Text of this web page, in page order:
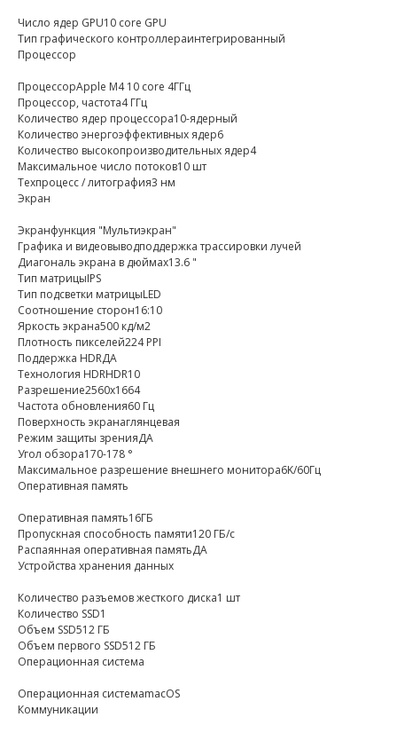
Число ядер GPU10 core GPU
Тип графического контроллераинтегрированный
Процессор
ПроцессорApple M4 10 core 4ГГц
Процессор, частота4 ГГц
Количество ядер процессора10-ядерный
Количество энергоэффективных ядер6
Количество высокопроизводительных ядер4
Максимальное число потоков10 шт
Техпроцесс / литография3 нм
Экран
Экранфункция "Мультиэкран"
Графика и видеовыводподдержка трассировки лучей
Диагональ экрана в дюймах13.6 "
Тип матрицыIPS
Тип подсветки матрицыLED
Соотношение сторон16:10
Яркость экрана500 кд/м2
Плотность пикселей224 PPI
Поддержка HDRДА
Технология HDRHDR10
Разрешение2560x1664
Частота обновления60 Гц
Поверхность экранаглянцевая
Режим защиты зренияДА
Угол обзора170-178 °
Максимальное разрешение внешнего монитора6K/60Гц
Оперативная память
Оперативная память16ГБ
Пропускная способность памяти120 ГБ/с
Распаянная оперативная памятьДА
Устройства хранения данных
Количество разъемов жесткого диска1 шт
Количество SSD1
Объем SSD512 ГБ
Объем первого SSD512 ГБ
Операционная система
Операционная системаmacOS
Коммуникации